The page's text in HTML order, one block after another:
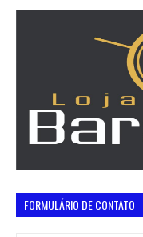
FORMULÁRIO DE CONTATO